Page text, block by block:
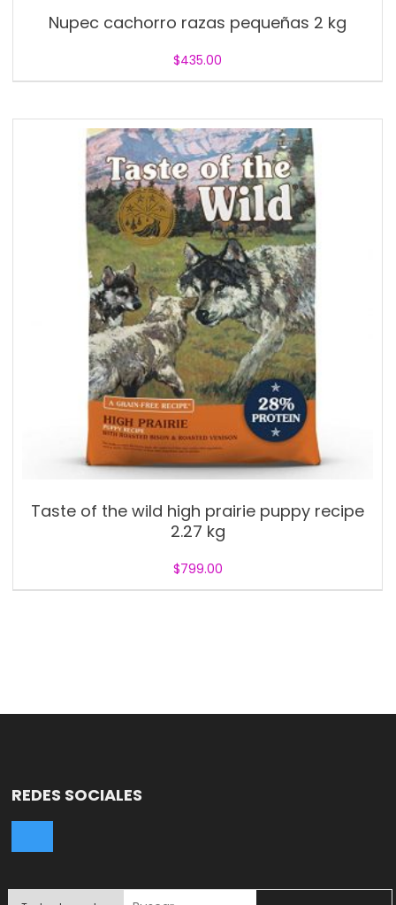
Nupec cachorro razas pequeñas 2 kg
$435.00
Taste of the wild high prairie puppy recipe
2.27 kg
$799.00
REDES SOCIALES